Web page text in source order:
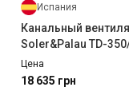
Испания
Канальный
Soler&Palau TD-
SILENT
Цена
18 635 грн